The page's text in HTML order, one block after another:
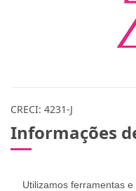
Utilizamos ferramentas
CRECI: 4231-J
Informações